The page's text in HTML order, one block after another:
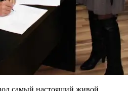
самый настоящий живой